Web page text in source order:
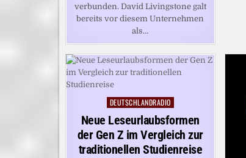
verbunden. David Livingstone galt
bereits vor diesem Unternehmen
als…
Posted
in
DEUTSCHLANDRADIO
Neue Leseurlaubsformen
der Gen Z im Vergleich zur
traditionellen Studienreise